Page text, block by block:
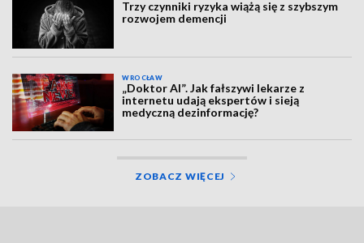
Trzy czynniki ryzyka wiążą się z szybszym
rozwojem demencji
WROCŁAW
„Doktor AI”. Jak fałszywi lekarze z
internetu udają ekspertów i sieją
medyczną dezinformację?
ZOBACZ WIĘCEJ